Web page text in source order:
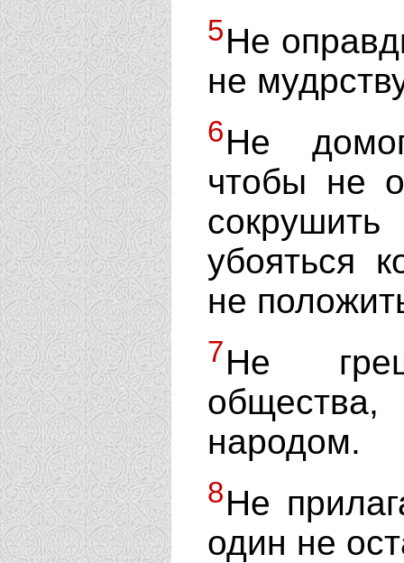
5Не
не
6Не
чтобы не
убояться
не
7Не
народом.
8Не
один не